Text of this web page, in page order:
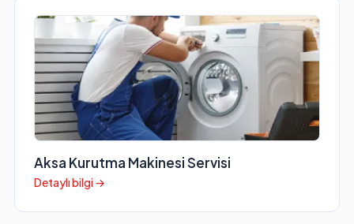
Aksa Kurutma Makinesi Servisi
Detaylı bilgi →